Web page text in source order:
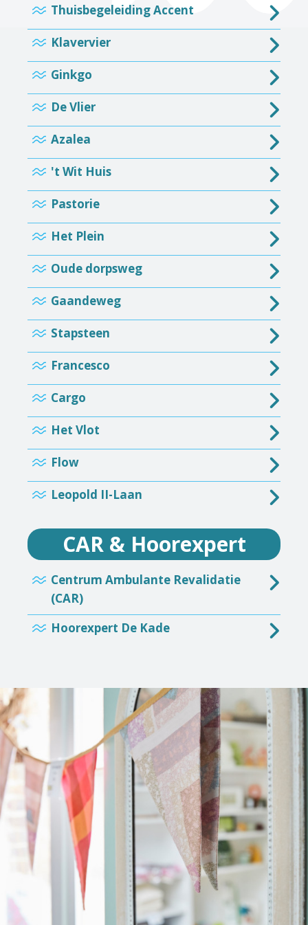
Thuisbegeleiding Accent
Klavervier
Ginkgo
De Vlier
Azalea
't Wit Huis
Pastorie
Het Plein
Oude dorpsweg
Gaandeweg
Stapsteen
Francesco
Cargo
Het Vlot
Flow
Leopold II-Laan
CAR & Hoorexpert
Centrum Ambulante Revalidatie
(CAR)
Hoorexpert De Kade